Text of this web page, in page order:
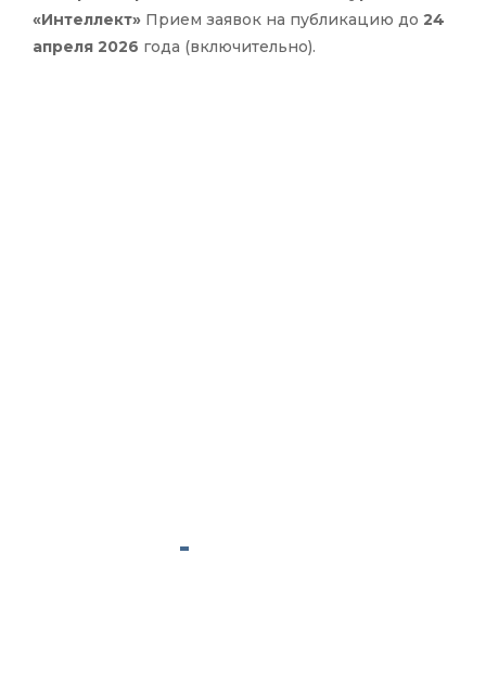
«Интеллект» Прием заявок на публикацию до 24
апреля 2026 года (включительно).